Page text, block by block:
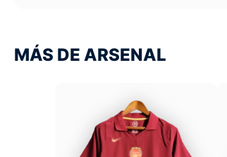
MÁS DE ARSENAL